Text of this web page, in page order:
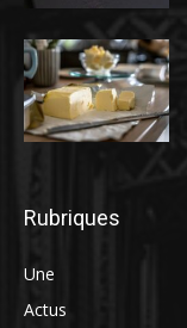
Rubriques
Une
Actus